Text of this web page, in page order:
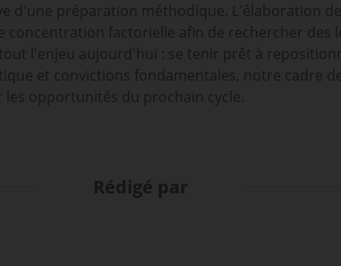
d'une préparation méthodique. L'élaboration
concentration factorielle afin de rechercher des
l'enjeu aujourd'hui : se tenir prêt à
et convictions fondamentales, notre cadre
opportunités du prochain cycle.
Rédigé par